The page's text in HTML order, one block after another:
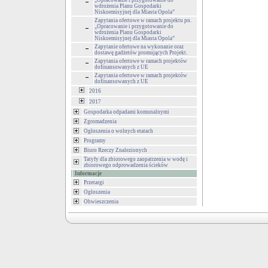
wdrożenia Planu Gospodarki
Niskoemisyjnej dla Miasta Opola”
Zapytania ofertowe w ramach projektu pn.
„Opracowanie i przygotowanie do
wdrożenia Planu Gospodarki
Niskoemisyjnej dla Miasta Opola”
Zapytanie ofertowe na wykonanie oraz
dostawę gadżetów promujących Projekt.
Zapytania ofertowe w ramach projektów
dofinansowanych z UE
Zapytania ofertowe w ramach projektów
dofinansowanych z UE
2016
2017
Gospodarka odpadami komunalnymi
Zgromadzenia
Ogłoszenia o wolnych etatach
Programy
Biuro Rzeczy Znalezionych
Tatyfy dla zbiorowego zaopatrzenia w wodę i
zbiorowego odprowadzenia ścieków
Informacje
Przetargi
Ogłoszenia
Obwieszczenia